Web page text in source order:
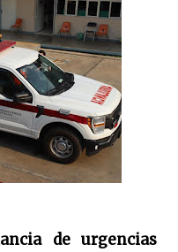
de urgencias